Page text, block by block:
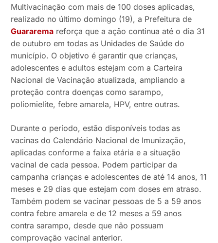
Multivacinação com mais de 100 doses aplicadas,
realizado no último domingo (19), a Prefeitura de
Guararema reforça que a ação continua até o dia 31
de outubro em todas as Unidades de Saúde do
município. O objetivo é garantir que crianças,
adolescentes e adultos estejam com a Carteira
Nacional de Vacinação atualizada, ampliando a
proteção contra doenças como sarampo,
poliomielite, febre amarela, HPV, entre outras.
Durante o período, estão disponíveis todas as
vacinas do Calendário Nacional de Imunização,
aplicadas conforme a faixa etária e a situação
vacinal de cada pessoa. Podem participar da
campanha crianças e adolescentes de até 14 anos, 11
meses e 29 dias que estejam com doses em atraso.
Também podem se vacinar pessoas de 5 a 59 anos
contra febre amarela e de 12 meses a 59 anos
contra sarampo, desde que não possuam
comprovação vacinal anterior.